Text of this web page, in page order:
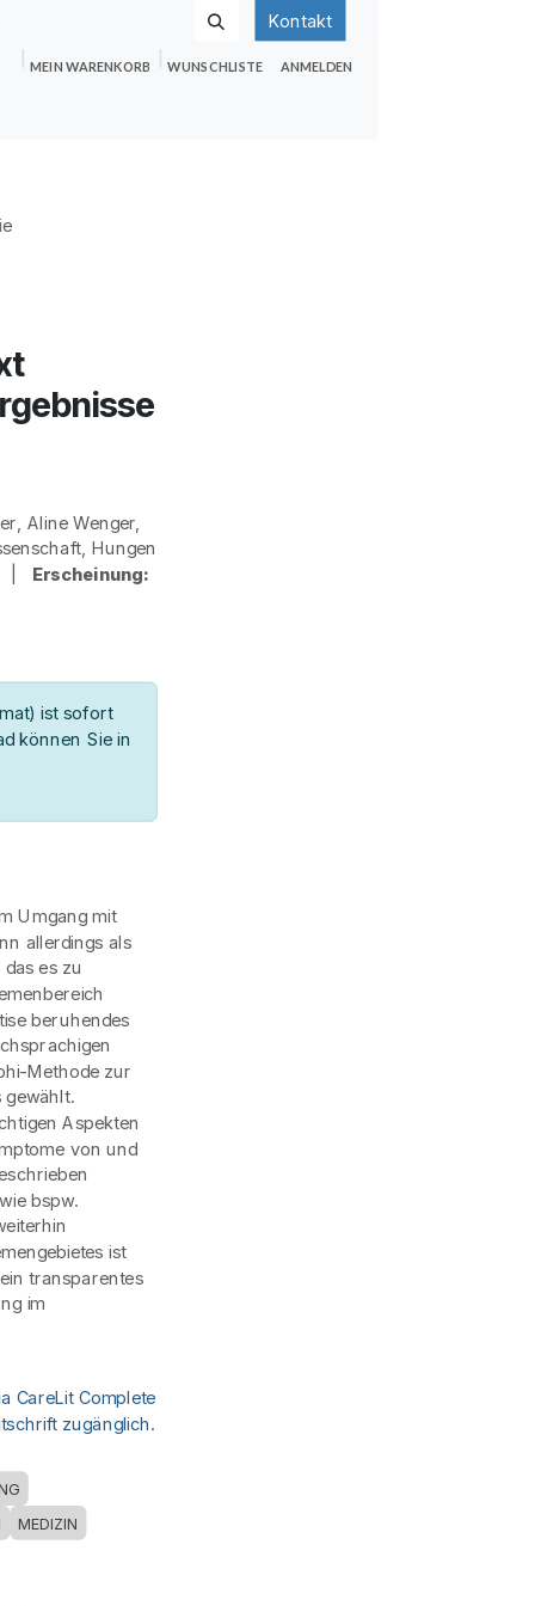
Kontakt
MEIN WARENKORB WUNSCHLISTE ANMELDEN
Aline Wenger,
Hungen
| Erscheinung:
ist sofort
können Sie in
Umgang mit
allerdings als
es zu
beruhendes
Methode zur
gewählt.
Aspekten
von und
bspw.
ist
transparentes
im
CareLit Complete
zugänglich.
MEDIZIN